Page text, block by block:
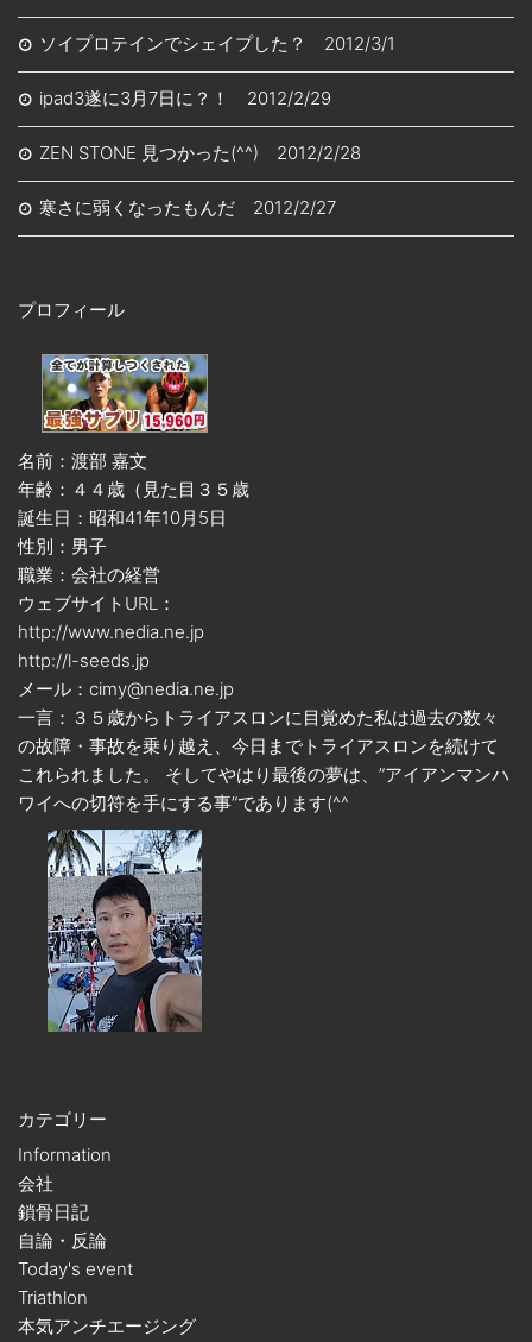
ソイプロテインでシェイプした？ 2012/3/1
ipad3遂に3月7日に？！ 2012/2/29
ZEN STONE 見つかった(^^) 2012/2/28
寒さに弱くなったもんだ 2012/2/27
プロフィール
名前：渡部 嘉文
年齢：４４歳（見た目３５歳
誕生日：昭和41年10月5日
性別：男子
職業：会社の経営
ウェブサイトURL：
http://www.nedia.ne.jp
http://l-seeds.jp
メール：cimy@nedia.ne.jp
一言：３５歳からトライアスロンに目覚めた私は過去の数々
の故障・事故を乗り越え、今日までトライアスロンを続けて
これられました。 そしてやはり最後の夢は、”アイアンマンハ
ワイへの切符を手にする事”であります(^^ゞ
カテゴリー
Information
会社
鎖骨日記
自論・反論
Today's event
Triathlon
本気アンチエージング